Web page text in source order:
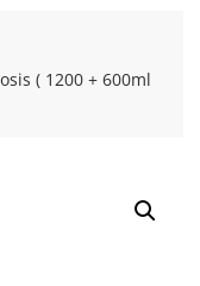
( 1200 + 600ml